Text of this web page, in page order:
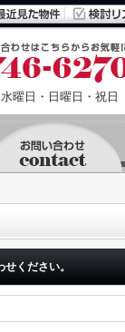
曜日・日曜日・祝日
ください。